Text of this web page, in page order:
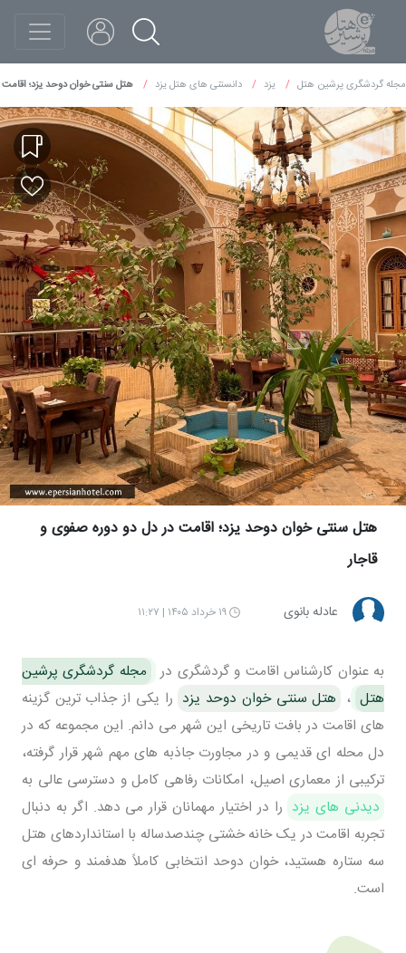
مجله گردشگری پرشین هتل یزد دانستنی های هتل یزد هتل سنتی خوان دوحد یزد؛
هتل سنتی خوان دوحد یزد؛ اقامت در دل دو دوره صفوی و
قاجار
عادله بانوی ۱۹ خرداد ۱۴۰۵ | ۱۱:۲۷
به عنوان کارشناس اقامت و گردشگری در
مجله گردشگری پرشین
هتل ، هتل سنتی خوان دوحد یزد را یکی از جذاب ترین گزینه
های اقامت در بافت تاریخی این شهر می دانم. این مجموعه که در
دل محله ای قدیمی و در مجاورت جاذبه های مهم شهر قرار گرفته،
ترکیبی از معماری اصیل، امکانات رفاهی کامل و دسترسی عالی به
دیدنی های یزد را در اختیار مهمانان قرار می دهد. اگر به دنبال
تجربه اقامت در یک خانه خشتی چندصدساله با استانداردهای هتل
سه ستاره هستید، خوان دوحد انتخابی کاملاً هدفمند و حرفه ای
است.